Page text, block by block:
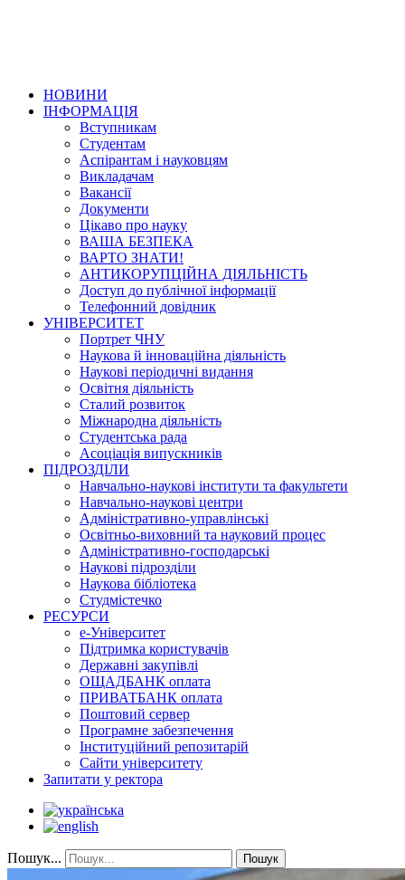
НОВИНИ
ІНФОРМАЦІЯ
Вступникам
Студентам
Аспірантам і науковцям
Викладачам
Вакансії
Документи
Цікаво про науку
ВАША БЕЗПЕКА
ВАРТО ЗНАТИ!
АНТИКОРУПЦІЙНА ДІЯЛЬНІСТЬ
Доступ до публічної інформації
Телефонний довідник
УНІВЕРСИТЕТ
Портрет ЧНУ
Наукова й інноваційна діяльність
Наукові періодичні видання
Освітня діяльність
Сталий розвиток
Міжнародна діяльність
Студентська рада
Асоціація випускників
ПІДРОЗДІЛИ
Навчально-наукові інститути та факультети
Навчально-наукові центри
Адміністративно-управлінські
Освітньо-виховний та науковий процес
Адміністративно-господарські
Наукові підрозділи
Наукова бібліотека
Студмістечко
РЕСУРСИ
е-Університет
Підтримка користувачів
Державні закупівлі
ОЩАДБАНК оплата
ПРИВАТБАНК оплата
Поштовий сервер
Програмне забезпечення
Інституційний репозитарій
Сайти університету
Запитати у ректора
Пошук... Пошук